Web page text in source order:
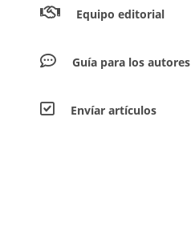
Equipo editorial
Guía para los autores
Envíar artículos